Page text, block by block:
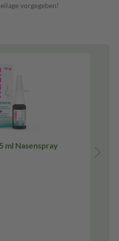
vorgegeben!
ml Nasenspray